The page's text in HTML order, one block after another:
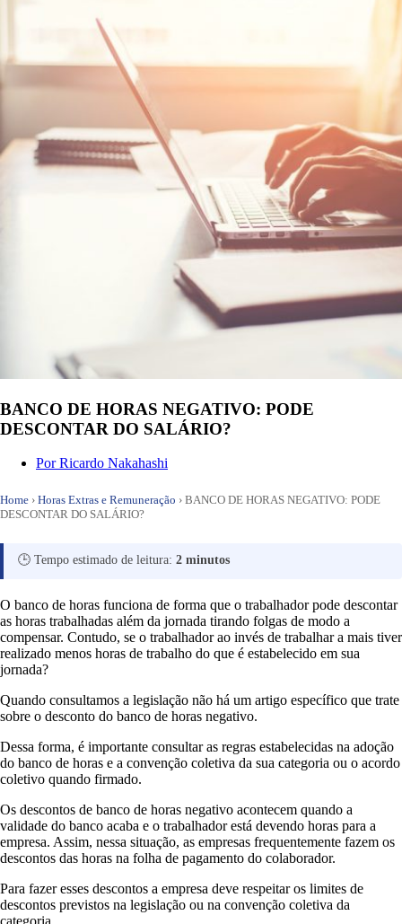
BANCO DE HORAS NEGATIVO: PODE
DESCONTAR DO SALÁRIO?
PorRicardo Nakahashi
Home › Horas Extras e Remuneração › BANCO DE HORAS NEGATIVO: PODE
DESCONTAR DO SALÁRIO?
🕒 Tempo estimado de leitura: 2 minutos
O banco de horas funciona de forma que o trabalhador pode descontar
as horas trabalhadas além da jornada tirando folgas de modo a
compensar. Contudo, se o trabalhador ao invés de trabalhar a mais tiver
realizado menos horas de trabalho do que é estabelecido em sua
jornada?
Quando consultamos a legislação não há um artigo específico que trate
sobre o desconto do banco de horas negativo.
Dessa forma, é importante consultar as regras estabelecidas na adoção
do banco de horas e a convenção coletiva da sua categoria ou o acordo
coletivo quando firmado.
Os descontos de banco de horas negativo acontecem quando a
validade do banco acaba e o trabalhador está devendo horas para a
empresa. Assim, nessa situação, as empresas frequentemente fazem os
descontos das horas na folha de pagamento do colaborador.
Para fazer esses descontos a empresa deve respeitar os limites de
descontos previstos na legislação ou na convenção coletiva da